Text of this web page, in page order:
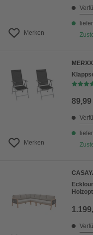
Merken
Merken
MERXX
89,99